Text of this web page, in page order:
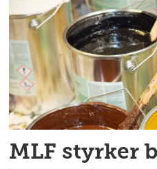
MLF styrker